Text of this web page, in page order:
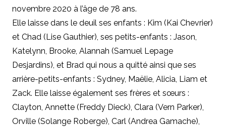
novembre 2020 à l’âge de 78 ans.
Elle laisse dans le deuil ses enfants : Kim (Kai Chevrier)
et Chad (Lise Gauthier), ses petits-enfants : Jason,
Katelynn, Brooke, Alannah (Samuel Lepage
Desjardins), et Brad qui nous a quitté ainsi que ses
arrière-petits-enfants : Sydney, Maëlie, Alicia, Liam et
Zack. Elle laisse également ses frères et sœurs :
Clayton, Annette (Freddy Dieck), Clara (Vern Parker),
Orville (Solange Roberge), Carl (Andrea Gamache),